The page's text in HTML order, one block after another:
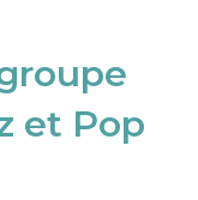
et Pop